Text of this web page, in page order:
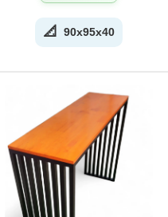
📐 90x95x40